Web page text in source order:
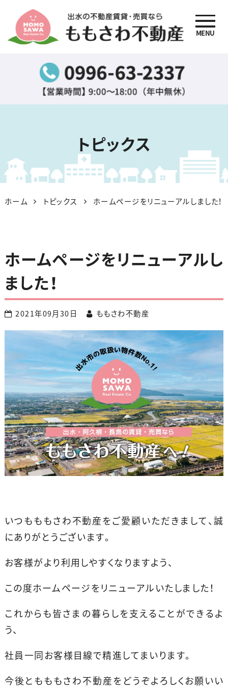
出水の不動産賃貸・売買
なら『ももさわ不動産』
MENU
トピックス
ホーム トピックス ホームページをリニューアルしました！
ホームページをリニューアルし
ました！
2021年09月30日 ももさわ不動産
いつもももさわ不動産をご愛顧いただきまして、誠
にありがとうございます。
お客様がより利用しやすくなりますよう、
この度ホームページをリニューアルいたしました！
これからも皆さまの暮らしを支えることができるよ
う、
社員一同お客様目線で精進してまいります。
今後ともももさわ不動産をどうぞよろしくお願いい